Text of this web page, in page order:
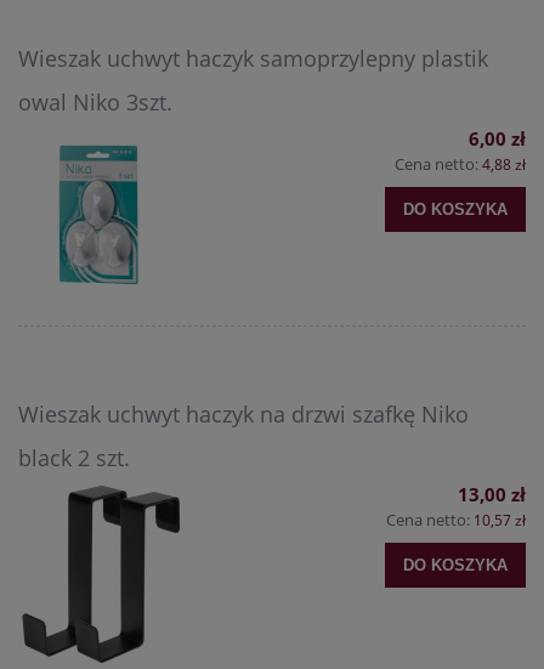
Wieszak uchwyt haczyk samoprzylepny plastik
owal Niko 3szt.
6,00 zł
Cena netto:4,88 zł
DO KOSZYKA
Wieszak uchwyt haczyk na drzwi szafkę Niko
black 2 szt.
13,00 zł
Cena netto: 10,57 zł
DO KOSZYKA